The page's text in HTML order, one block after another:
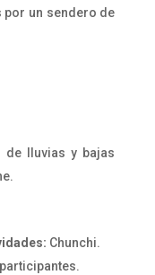
por un sendero de
de lluvias y bajas
Chunchi.